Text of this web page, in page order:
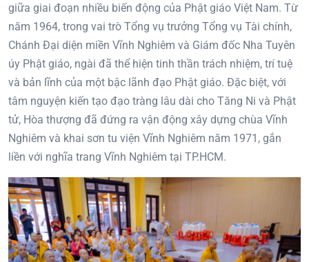
giữa giai đoạn nhiều biến động của Phật giáo Việt Nam. Từ
năm 1964, trong vai trò Tổng vụ trưởng Tổng vụ Tài chính,
Chánh Đại diện miền Vĩnh Nghiêm và Giám đốc Nha Tuyên
úy Phật giáo, ngài đã thể hiện tinh thần trách nhiệm, trí tuệ
và bản lĩnh của một bậc lãnh đạo Phật giáo. Đặc biệt, với
tâm nguyện kiến tạo đạo tràng lâu dài cho Tăng Ni và Phật
tử, Hòa thượng đã đứng ra vận động xây dựng chùa Vĩnh
Nghiêm và khai sơn tu viện Vĩnh Nghiêm năm 1971, gắn
liền với nghĩa trang Vĩnh Nghiêm tại TP.HCM.